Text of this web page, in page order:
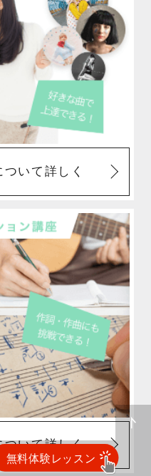
いて詳しく
ついて詳しく